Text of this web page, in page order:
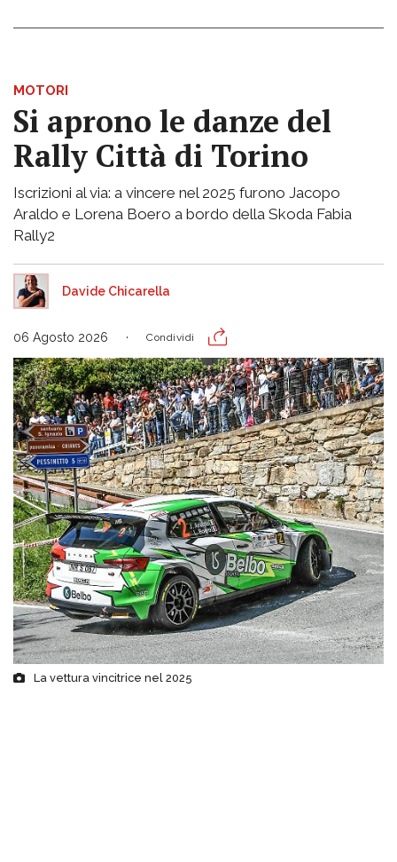
MOTORI
Si aprono le danze del
Rally Città di Torino
Iscrizioni al via: a vincere nel 2025 furono Jacopo
Araldo e Lorena Boero a bordo della Skoda Fabia
Rally2
Davide Chicarella
06 Agosto 2026 Condividi
La vettura vincitrice nel 2025